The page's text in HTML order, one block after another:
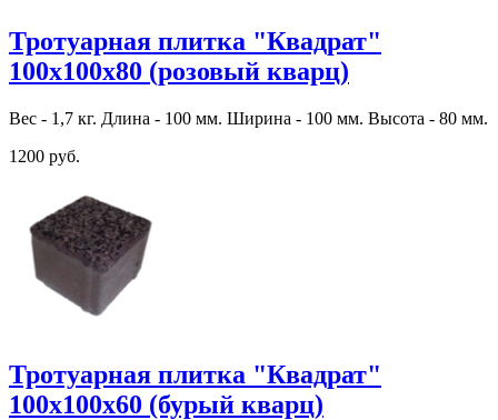
Тротуарная плитка "Квадрат"
100х100х80 (розовый кварц)
Вес - 1,7 кг. Длина - 100 мм. Ширина - 100 мм. Высота - 80 мм.
1200 руб.
Тротуарная плитка "Квадрат"
100х100х60 (бурый кварц)